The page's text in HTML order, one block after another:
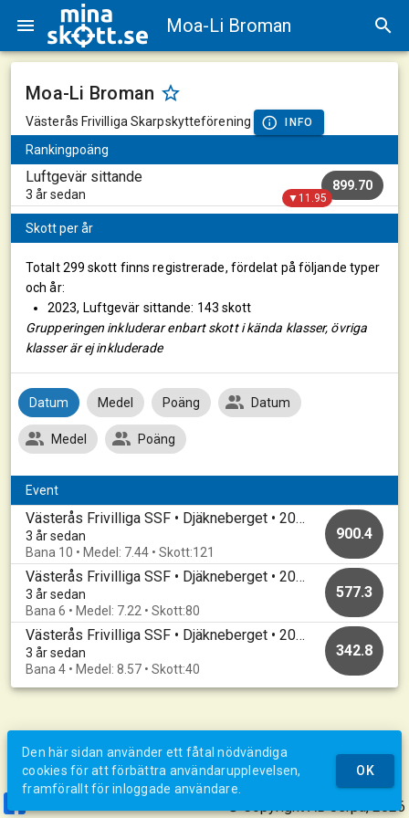
Moa-Li Broman
Moa-Li Broman
Västerås Frivilliga Skarpskytteförening INFO
Rankingpoäng
Luftgevär sittande
3 år sedan
899.70
▼11.95
Skott per år
Totalt 299 skott finns registrerade, fördelat på följande typer
och år:
2023, Luftgevär sittande: 143 skott
Grupperingen inkluderar enbart skott i kända klasser, övriga
klasser är ej inkluderade
Datum Medel Poäng Datum
Medel Poäng
Event
Västerås Frivilliga SSF • Djäkneberget • 20230323
3 år sedan
Bana 10 • Medel: 7.44 • Skott:121
900.4
Västerås Frivilliga SSF • Djäkneberget • 20230223
3 år sedan
Bana 6 • Medel: 7.22 • Skott:80
577.3
Västerås Frivilliga SSF • Djäkneberget • 20230209
3 år sedan
Bana 4 • Medel: 8.57 • Skott:40
342.8
© Copyright AB Jerpa, 2026
Den här sidan använder ett fåtal nödvändiga
cookies för att förbättra användarupplevelsen,
framförallt för inloggade användare.
OK